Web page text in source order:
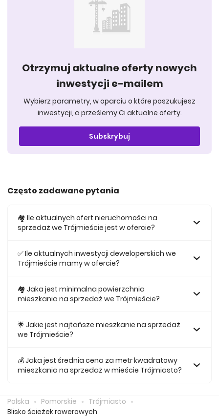
Otrzymuj aktualne oferty nowych
inwestycji e-mailem
Wybierz parametry, w oparciu o które poszukujesz
inwestycji, a prześlemy Ci aktualne oferty.
Subskrybuj
Często zadawane pytania
🏘️ Ile aktualnych ofert nieruchomości na
sprzedaż we Trójmieście jest w ofercie?
we Trójmieście.
✅ Ile aktualnych inwestycji deweloperskich we
Trójmieście mamy w ofercie?
deweloperskich we Trójmieście.
🏘 Jaka jest minimalna powierzchnia
mieszkania na sprzedaż we Trójmieście?
Trójmieście jest 25,53.
🌟 Jakie jest najtańsze mieszkanie na sprzedaż
we Trójmieście?
ofercie kosztuje 394 778 zł.
💰 Jaka jest średnia cena za metr kwadratowy
mieszkania na sprzedaż w mieście Trójmiasto?
Polska Pomorskie
Trójmiasto
Blisko ścieżek rowerowych